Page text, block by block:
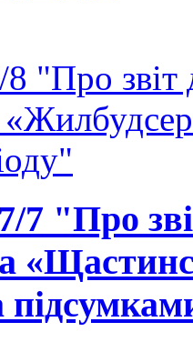
"Про звіт
"Про